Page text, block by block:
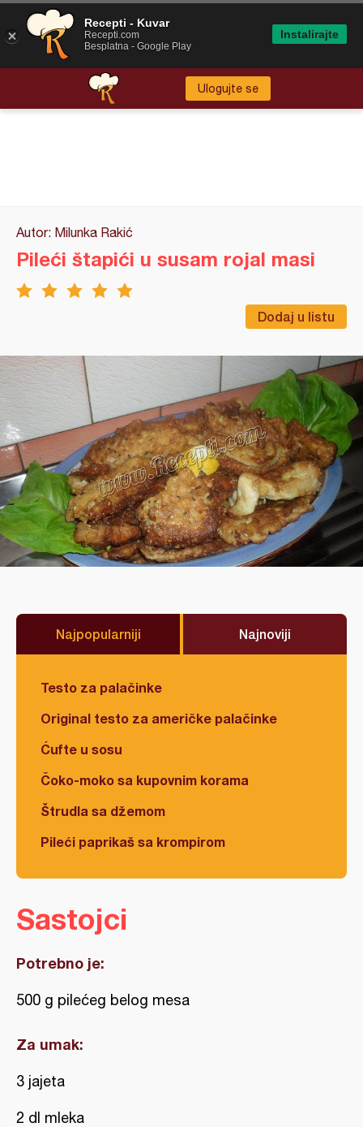
Ulogujte se
Autor: Milunka Rakić
Dodaj u listu
Pileći štapići u susam rojal masi
Najpopularniji Najnoviji
Testo za palačinke
Original testo za američke palačinke
Ćufte u sosu
Čoko-moko sa kupovnim korama
Štrudla sa džemom
Pileći paprikaš sa krompirom
Sastojci
Potrebno je:
500 g pilećeg belog mesa
Za umak:
3 jajeta
2 dl mleka
Recepti - Kuvar
Recepti.com
Besplatna - Google Play
Instalirajte